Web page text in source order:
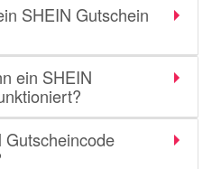
SHEIN Gutschein
ein SHEIN
Gutscheincode